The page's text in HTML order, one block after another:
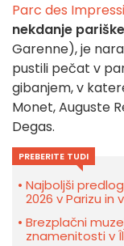
Parc des
nekdanje
Garenne), je
pustili pečat v
gibanjem, v
Monet, Auguste
Degas.
PREBERITE TUDI
Najboljši
2026 v Parizu in
Brezplačni
znamenitosti v